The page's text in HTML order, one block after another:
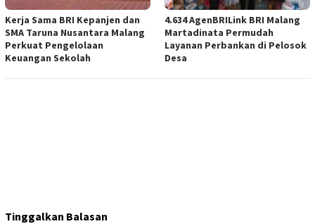
Kerja Sama BRI Kepanjen dan
SMA Taruna Nusantara Malang
Perkuat Pengelolaan
Keuangan Sekolah
4.634 AgenBRILink BRI Malang
Martadinata Permudah
Layanan Perbankan di Pelosok
Desa
Tinggalkan Balasan